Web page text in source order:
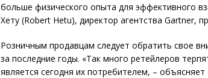
больше физического опыта для эффективного
Хету (Robert Hetu), директор агентства Gartner,
Розничным продавцам следует обратить свое
за последние годы. «Так много ретейлеров
является сегодня их потребителем, –